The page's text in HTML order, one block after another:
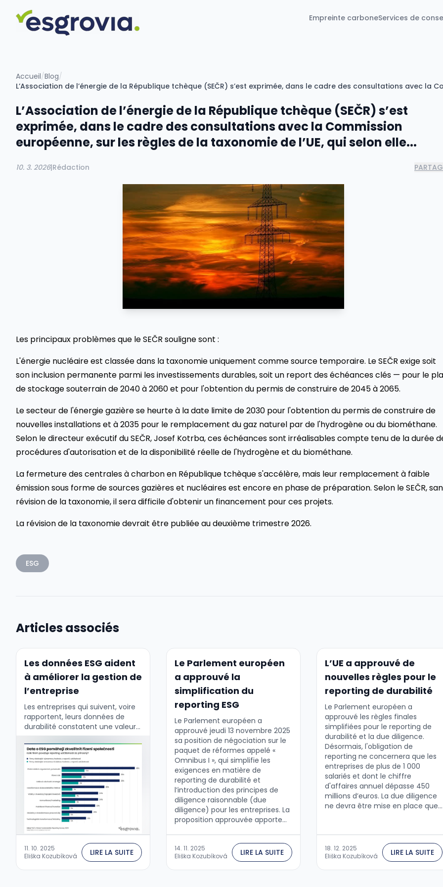
Empreinte carboneServices de
Accueil/Blog/
L’Association de l’énergie de la République tchèque (SEČR) s’est
exprimée, dans le cadre des consultations avec la Commission
européenne, sur les règles de la taxonomie de l’UE, qui selon elle...
10. 3. 2026|Rédaction
Les principaux problèmes que le SEČR souligne sont :
L'énergie nucléaire est classée dans la taxonomie uniquement comme source temporaire. Le SEČR exige soit
son inclusion permanente parmi les investissements durables, soit un report des échéances clés — pour le
de stockage souterrain de 2040 à 2060 et pour l'obtention du permis de construire de 2045 à 2065.
Le secteur de l'énergie gazière se heurte à la date limite de 2030 pour l'obtention du permis de construire de
nouvelles installations et à 2035 pour le remplacement du gaz naturel par de l'hydrogène ou du biométhane.
Selon le directeur exécutif du SEČR, Josef Kotrba, ces échéances sont irréalisables compte tenu de la durée
procédures d'autorisation et de la disponibilité réelle de l'hydrogène et du biométhane.
La fermeture des centrales à charbon en République tchèque s'accélère, mais leur remplacement à faible
émission sous forme de sources gazières et nucléaires est encore en phase de préparation. Selon le SEČR,
révision de la taxonomie, il sera difficile d'obtenir un financement pour ces projets.
La révision de la taxonomie devrait être publiée au deuxième trimestre 2026.
ESG
Articles associés
Les données ESG aident
à améliorer la gestion de
l’entreprise
Les entreprises qui suivent, voire
rapportent, leurs données de
durabilité constatent une valeur
importante de ces données pour
formuler leur stratégie
commerciale et gérer
l'entreprise. Cela est confirmé par
11. 10. 2025
Eliška Kozubíková
LIRE LA SUITE
Le Parlement européen
a approuvé la
simplification du
reporting ESG
Le Parlement européen a
approuvé jeudi 13 novembre 2025
sa position de négociation sur le
paquet de réformes appelé «
Omnibus I », qui simplifie les
exigences en matière de
reporting de durabilité et
l’introduction des principes de
diligence raisonnable (due
diligence) pour les entreprises. La
proposition approuvée apporte
14. 11. 2025
Eliška Kozubíková
LIRE LA SUITE
L’UE a approuvé de
nouvelles règles pour le
reporting de durabilité
Le Parlement européen a
approuvé les règles finales
simplifiées pour le reporting de
durabilité et la due diligence.
Désormais, l'obligation de
reporting ne concernera que les
entreprises de plus de 1 000
salariés et dont le chiffre
d'affaires annuel dépasse 450
millions d’euros. La due diligence
ne devra être mise en place que
d'affaires annuel dépasse 1,5
milliard d’euros.Les députés du
Parlement européen ont
approuvé le mardi 16 décembre
18. 12. 2025
Eliška Kozubíková
LIRE LA SUITE